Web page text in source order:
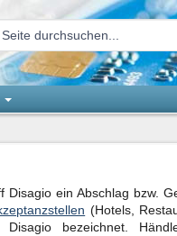
ein Abschlag bzw.
(Hotels,
bezeichnet.